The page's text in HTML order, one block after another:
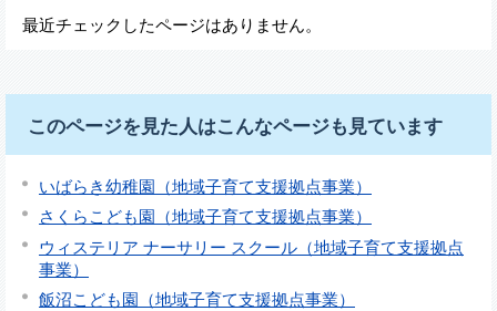
最近チェックしたページはありません。
このページを見た人はこんなページも見ています
いばらき幼稚園（地域子育て支援拠点事業）
さくらこども園（地域子育て支援拠点事業）
ウィステリア ナーサリー スクール（地域子育て支援拠点
事業）
飯沼こども園（地域子育て支援拠点事業）